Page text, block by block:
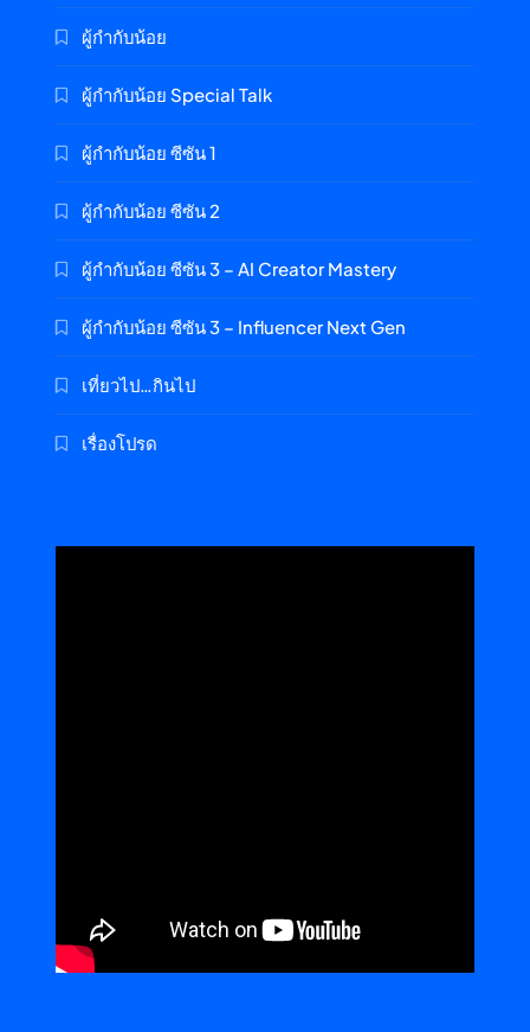
ผู้กำกับน้อย
ผู้กำกับน้อย Special Talk
ผู้กำกับน้อย ซีซัน 1
ผู้กำกับน้อย ซีซัน 2
ผู้กำกับน้อย ซีซัน 3 – AI Creator Mastery
ผู้กำกับน้อย ซีซัน 3 – Influencer Next Gen
เที่ยวไป…กินไป
เรื่องโปรด